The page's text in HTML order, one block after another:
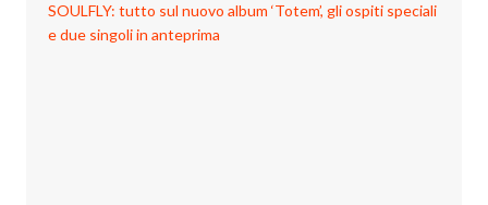
SOULFLY: tutto sul nuovo album ‘Totem’, gli ospiti speciali
e due singoli in anteprima